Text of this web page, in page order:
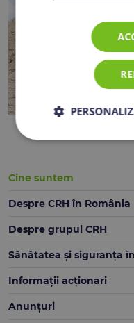
Cine suntem
Despre CRH în România
Despre grupul CRH
Sănătatea și siguranța
Informații acționari
Anunțuri